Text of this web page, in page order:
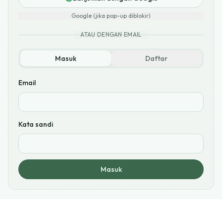
Google (jika pop-up diblokir)
ATAU DENGAN EMAIL
Masuk Daftar
Email
Kata sandi
Masuk